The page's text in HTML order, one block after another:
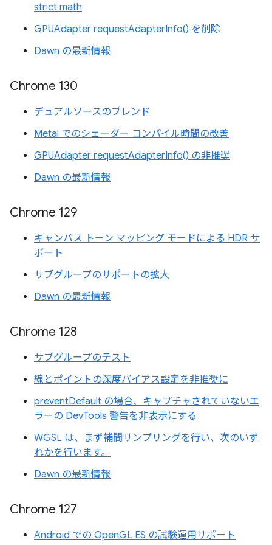
strict math
GPUAdapter requestAdapterInfo() を削除
Dawn の最新情報
Chrome 130
デュアルソースのブレンド
Metal でのシェーダー コンパイル時間の改善
GPUAdapter requestAdapterInfo() の非推奨
Dawn の最新情報
Chrome 129
キャンバス トーン マッピング モードによる HDR サ
ポート
サブグループのサポートの拡大
Dawn の最新情報
Chrome 128
サブグループのテスト
線とポイントの深度バイアス設定を非推奨に
preventDefault の場合、キャプチャされていないエ
ラーの DevTools 警告を非表示にする
WGSL は、まず補間サンプリングを行い、次のいず
れかを行います。
Dawn の最新情報
Chrome 127
Android での OpenGL ES の試験運用サポート